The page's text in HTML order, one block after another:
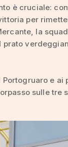
è cruciale:
per
la
e ai
sulle tre